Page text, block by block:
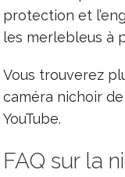
protection et
les merlebleus à
Vous trouverez
caméra nichoir
YouTube.
FAQ sur la